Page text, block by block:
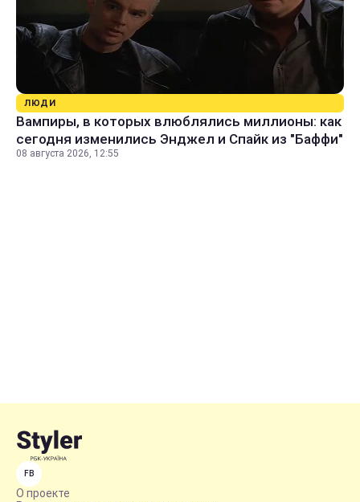
ЛЮДИ
Вампиры, в которых влюблялись миллионы: как
сегодня изменились Энджел и Спайк из "Баффи"
08 августа 2026, 12:55
FB
О проекте